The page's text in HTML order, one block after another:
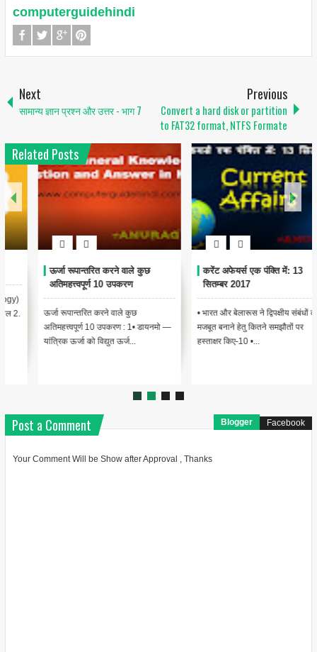
computerguidehindi
Next
सामान्य ज्ञान प्रश्न और उत्तर - भाग 7
Previous
Convert a hard disk or partition
to FAT32 format, NTFS Formate
Related Posts
ऊर्जा रूपान्तरित करने वाले कुछ
अतिमहत्त्वपूर्ण 10 उपकरण
ऊर्जा रूपान्तरित करने वाले कुछ
अतिमहत्त्वपूर्ण 10 उपकरण : 1• डायनमो —
यांत्रिक ऊर्जा को विद्युत ऊर्ज...
करेंट अफेयर्स एक पंक्ति में: 13
सितम्बर 2017
• भारत और बेलारूस ने द्विपक्षीय संबंधों को
मजबूत बनाने हेतु कितने समझौतों पर
हस्ताक्षर किए-10 •...
Post a Comment Blogger Facebook
Your Comment Will be Show after Approval , Thanks